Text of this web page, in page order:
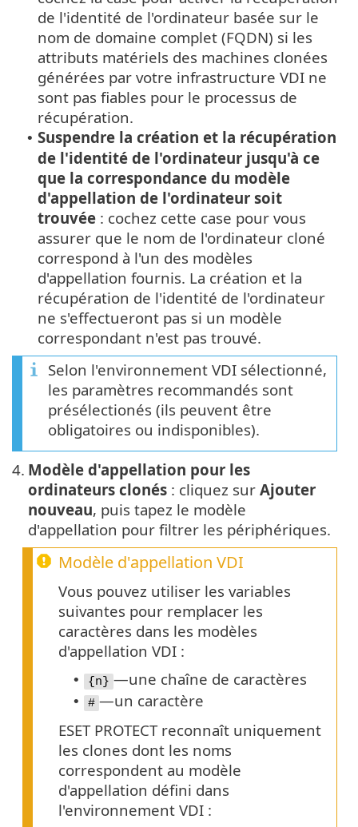
de l'identité de l'ordinateur basée sur le
nom de domaine complet (FQDN) si les
attributs matériels des machines clonées
générées par votre infrastructure VDI ne
sont pas fiables pour le processus de
récupération.
• Suspendre la création et la récupération
de l'identité de l'ordinateur jusqu'à ce
que la correspondance du modèle
d'appellation de l'ordinateur soit
trouvée : cochez cette case pour vous
assurer que le nom de l'ordinateur cloné
correspond à l'un des modèles
d'appellation fournis. La création et la
récupération de l'identité de l'ordinateur
ne s'effectueront pas si un modèle
correspondant n'est pas trouvé.
Selon l'environnement VDI sélectionné,
les paramètres recommandés sont
présélectionés (ils peuvent être
obligatoires ou indisponibles).
4. Modèle d'appellation pour les
ordinateurs clonés : cliquez sur Ajouter
nouveau, puis tapez le modèle
d'appellation pour filtrer les périphériques.
Modèle d'appellation VDI
Vous pouvez utiliser les variables
suivantes pour remplacer les
caractères dans les modèles
d'appellation VDI :
• {n} —une chaîne de caractères
• # —un caractère
ESET PROTECT reconnaît uniquement
les clones dont les noms
correspondent au modèle
d'appellation défini dans
l'environnement VDI :